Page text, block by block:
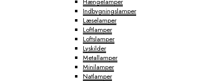
Indbygningslamper
Læselamper
Loftlamper
Loftslamper
Lyskilder
Metallamper
Minilamper
Natlamper